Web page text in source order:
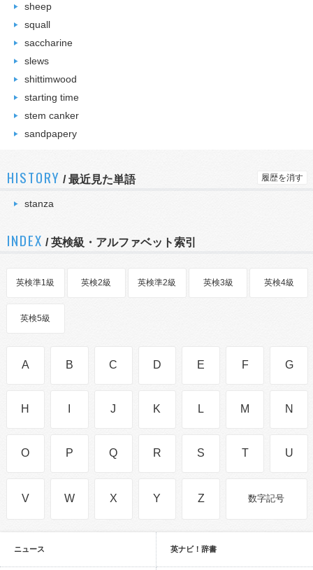
sheep
squall
saccharine
slews
shittimwood
starting time
stem canker
sandpapery
HISTORY /最近見た単語 履歴を消す
stanza
INDEX / 英検級・アルファベット索引
英検準1級 英検2級 英検準2級 英検3級 英検4級
英検5級
A B C D E F G
H J K L M N
O P Q R S T U
V W X Y Z 数字記号
ニュース 英ナビ！辞書